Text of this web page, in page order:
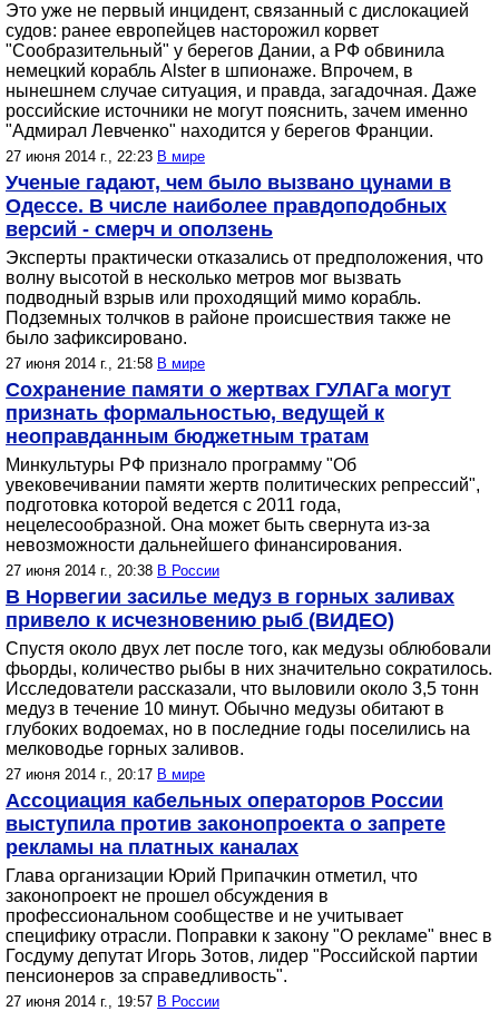
Это уже не первый инцидент, связанный с дислокацией
судов: ранее европейцев насторожил корвет
"Сообразительный" у берегов Дании, а РФ обвинила
немецкий корабль Alster в шпионаже. Впрочем, в
нынешнем случае ситуация, и правда, загадочная. Даже
российские источники не могут пояснить, зачем именно
"Адмирал Левченко" находится у берегов Франции.
27 июня 2014 г., 22:23 В мире
Ученые гадают, чем было вызвано цунами в
Одессе. В числе наиболее правдоподобных
версий - смерч и оползень
Эксперты практически отказались от предположения, что
волну высотой в несколько метров мог вызвать
подводный взрыв или проходящий мимо корабль.
Подземных толчков в районе происшествия также не
было зафиксировано.
27 июня 2014 г., 21:58 В мире
Сохранение памяти о жертвах ГУЛАГа могут
признать формальностью, ведущей к
неоправданным бюджетным тратам
Минкультуры РФ признало программу "Об
увековечивании памяти жертв политических репрессий",
подготовка которой ведется с 2011 года,
нецелесообразной. Она может быть свернута из-за
невозможности дальнейшего финансирования.
27 июня 2014 г., 20:38 В России
В Норвегии засилье медуз в горных заливах
привело к исчезновению рыб (ВИДЕО)
Спустя около двух лет после того, как медузы облюбовали
фьорды, количество рыбы в них значительно сократилось.
Исследователи рассказали, что выловили около 3,5 тонн
медуз в течение 10 минут. Обычно медузы обитают в
глубоких водоемах, но в последние годы поселились на
мелководье горных заливов.
27 июня 2014 г., 20:17 В мире
Ассоциация кабельных операторов России
выступила против законопроекта о запрете
рекламы на платных каналах
Глава организации Юрий Припачкин отметил, что
законопроект не прошел обсуждения в
профессиональном сообществе и не учитывает
специфику отрасли. Поправки к закону "О рекламе" внес в
Госдуму депутат Игорь Зотов, лидер "Российской партии
пенсионеров за справедливость".
27 июня 2014 г., 19:57 В России